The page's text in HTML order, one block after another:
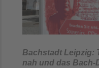
Bachstadt Leipzig:
nah und das Bach-